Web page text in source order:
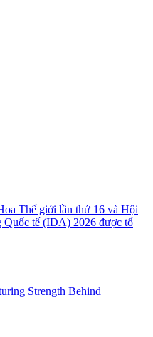
Thế giới lần thứ 16 và Hội
Quốc tế (IDA) 2026 được tổ
Strength Behind